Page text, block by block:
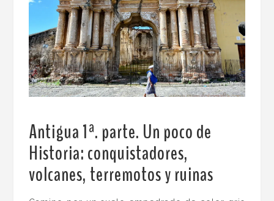
Antigua 1ª. parte. Un poco de
Historia: conquistadores,
volcanes, terremotos y ruinas